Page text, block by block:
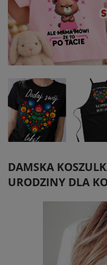
DAMSKA
URODZINY DLA